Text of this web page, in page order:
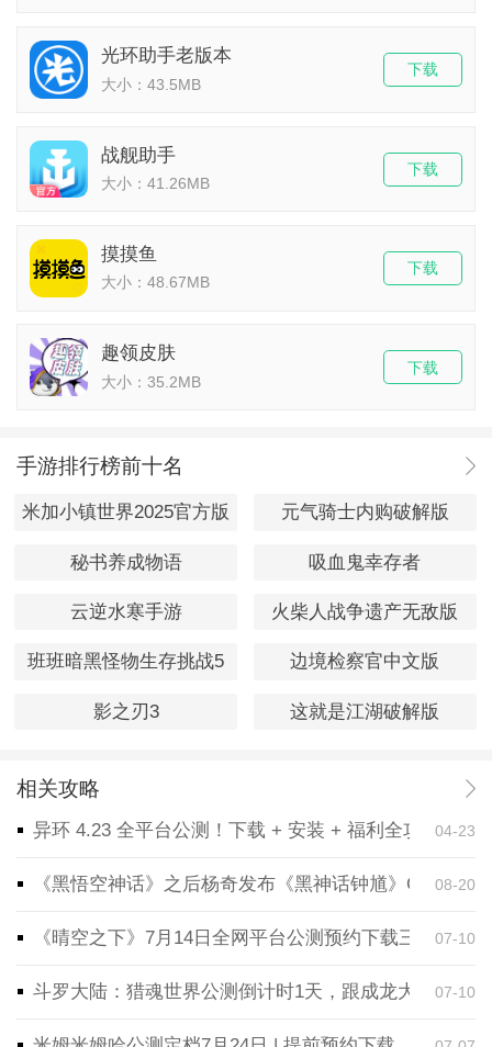
光环助手老版本
大小：43.5MB
下载
战舰助手
大小：41.26MB
下载
摸摸鱼
大小：48.67MB
下载
趣领皮肤
大小：35.2MB
下载
手游排行榜前十名
米加小镇世界2025官方版 元气骑士内购破解版
秘书养成物语 吸血鬼幸存者
云逆水寒手游 火柴人战争遗产无敌版
班班暗黑怪物生存挑战5 边境检察官中文版
影之刃3 这就是江湖破解版
相关攻略
异环 4.23 全平台公测！下载 + 安装 + 福利全攻略，一
04-23
《黑悟空神话》之后杨奇发布《黑神话钟馗》CG！预
08-20
《晴空之下》7月14日全网平台公测预约下载三端同步
07-10
斗罗大陆：猎魂世界公测倒计时1天，跟成龙大哥一起
07-10